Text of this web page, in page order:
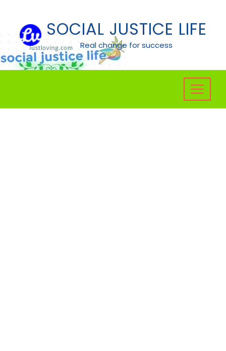
content
SOCIAL JUSTICE LIFE
Real change for success